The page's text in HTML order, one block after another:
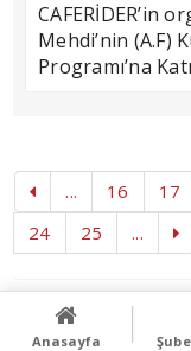
CAFERİDER’in
Mehdi’nin (A.F)
Programı’na
... 16 17
24
25 ...
Copyright © 2016 Literal
Anasayfa